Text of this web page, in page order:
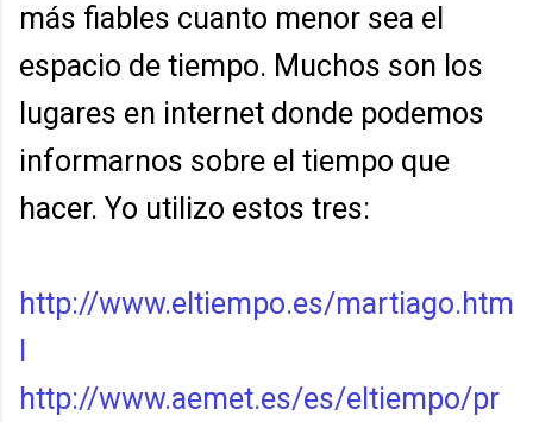
más fiables cuanto menor sea el
espacio de tiempo. Muchos son los
lugares en internet donde podemos
informarnos sobre el tiempo que
hacer. Yo utilizo estos tres:
http://www.eltiempo.es/martiago.htm
http://www.aemet.es/es/eltiempo/pr